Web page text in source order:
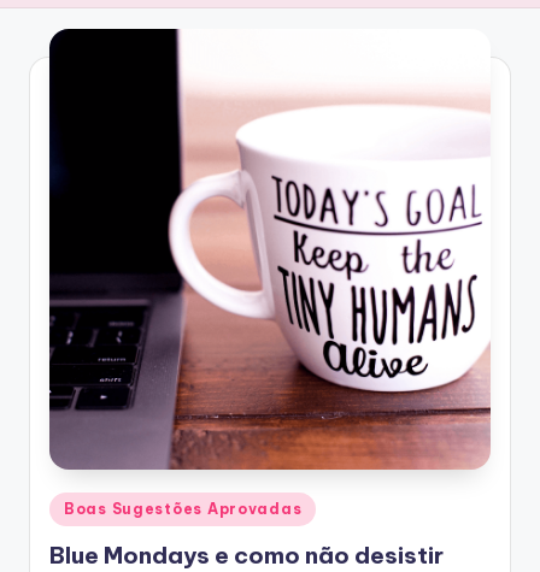
Posted
in
Boas Sugestões Aprovadas
Blue Mondays e como não desistir